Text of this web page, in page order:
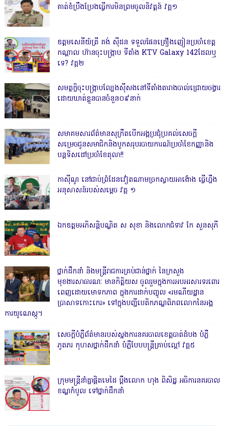
គាត់ខំប្រឹងប្រែងធ្វើការមិនព្រមចូលនិវត្តន៍ វគ្គ១
ឧត្តមសេនីយ៍ត្រី គង់ ស៊ីដន ទទួលផែនគ្រឿងញៀនប្រចាំខេត្ត
កណ្តាល ហ៊ានចុះបង្ក្រាប ទីតាំង KTV Galaxy 142ដែលឬ
ទេ? វគ្គ២
សមត្ថកិ្ចចុះបង្ក្រាបល្បែងស៊ីសងនៅទីតាំងតារាងបាល់ជ្រោយចង្វារ
ដោយឃាត់ខ្លួនបានចំនួន០៩នាក់
សមាគមសារព័ត៌មានសុក្រឹតបើកអង្គប្រជុំប្រគល់សេចក្តី
សម្រេចជូនសមាជិកនិងបូកសរុបរបាយការណ៍ប្រចាំខែកញ្ញានិង
បន្តទិសដៅប្រចាំខែតុលា!!
កាសុីណូ នៅជាប់ព្រំដែនវៀតណាមច្រកស្វាយអាង៉ោង ធ្វើហ្នឹង
អនុសាសន៍របស់សម្ដេច វគ្គ ១
ឯកឧត្តមអភិសន្តិបណ្ឌិត ស សុខា និងលោកជំទាវ កែ សួនសុភី
ថ្នាក់ដឹកនាំ និងមន្ត្រីរាជការគ្រប់ជាន់ថ្នាក់ នៃក្រសួង
មុខងារសាធារណៈ មានកិត្តិយស ចូលរួមក្នុងការអបអរសារទរពោរ
ពេញដោយមោទកភាព ក្នុងការដាក់បញ្ចូល «រមណីយដ្ឋាន
ប្រាសាទកោះកេរ» ទៅក្នុងបញ្ជីបេតិកភណ្ឌពិភពលោកនៃអង្គ
ការយូណេស្កូ។
សេចក្តីបំភ្លឺព័ត៌មានរបស់ស្នងការនគរបាលខេត្តបាត់ដំបង បំភ្លឺ
ភូតភរ កុហសថ្នាក់ដឹកនាំ បំភ្លឺបែបបន្ត្រីគ្រាប់ល្ពៅ វគ្គ៥
ក្រុមមន្ត្រីនាំគ្នាផ្ដិតមេដៃ ប្ដឹងលោក ហុង ពិសិដ្ឋ អធិការនគរបាល
ខណ្ឌកំបូល ទៅថ្នាក់ដឹកនាំ